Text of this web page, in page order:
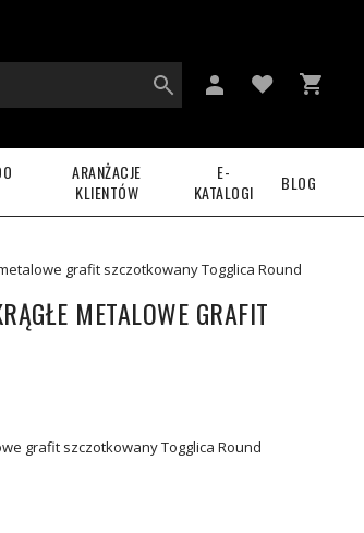
ARANŻACJE
KLIENTÓW
E-
KATALOGI
BLOG
grafit szczotkowany Togglica Round
METALOWE GRAFIT
grafit szczotkowany Togglica Round